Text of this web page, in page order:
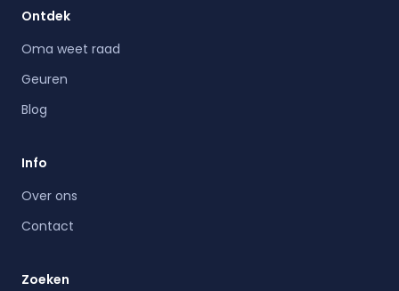
Ontdek
Oma weet raad
Geuren
Blog
Info
Over ons
Contact
Zoeken